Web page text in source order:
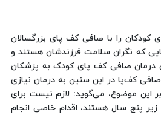
را با صافی کف پای بزرگسالان
که نگران سلامت فرزندشان هستند و
درمان صافی کف پای کودک به پزشکان
صافی کف‌پا در این سنین به درمان نیازی
بر این موضوع، می‌گوید: لازم نیست برای
پنج سال هستند، اقدام خاصی انجام